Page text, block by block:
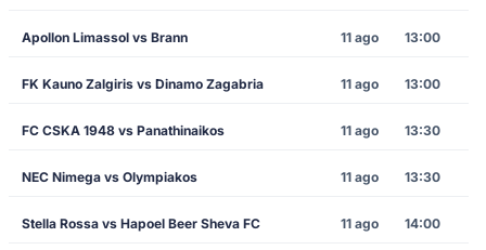
Apollon Limassol vs Brann 11 ago 13:00
FK Kauno Zalgiris vs Dinamo Zagabria 11 ago 13:00
FC CSKA 1948 vs Panathinaikos 11 ago 13:30
NEC Nimega vs Olympiakos 11 ago 13:30
Stella Rossa vs Hapoel Beer Sheva FC 11 ago 14:00